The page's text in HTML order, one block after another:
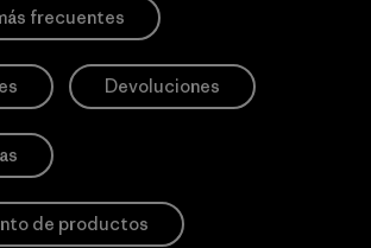
frecuentes
Devoluciones
de productos